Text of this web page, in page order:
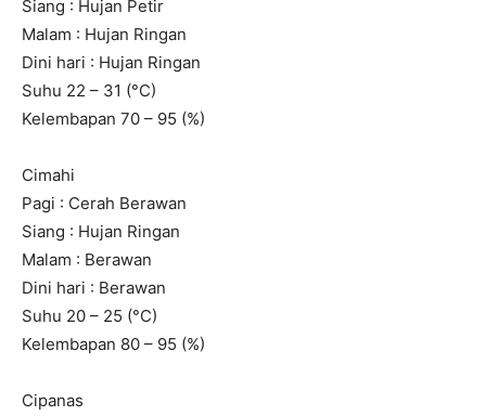
Siang : Hujan Petir
Malam : Hujan Ringan
Dini hari : Hujan Ringan
Suhu 22 – 31 (°C)
Kelembapan 70 – 95 (%)
Cimahi
Pagi : Cerah Berawan
Siang : Hujan Ringan
Malam : Berawan
Dini hari : Berawan
Suhu 20 – 25 (°C)
Kelembapan 80 – 95 (%)
Cipanas